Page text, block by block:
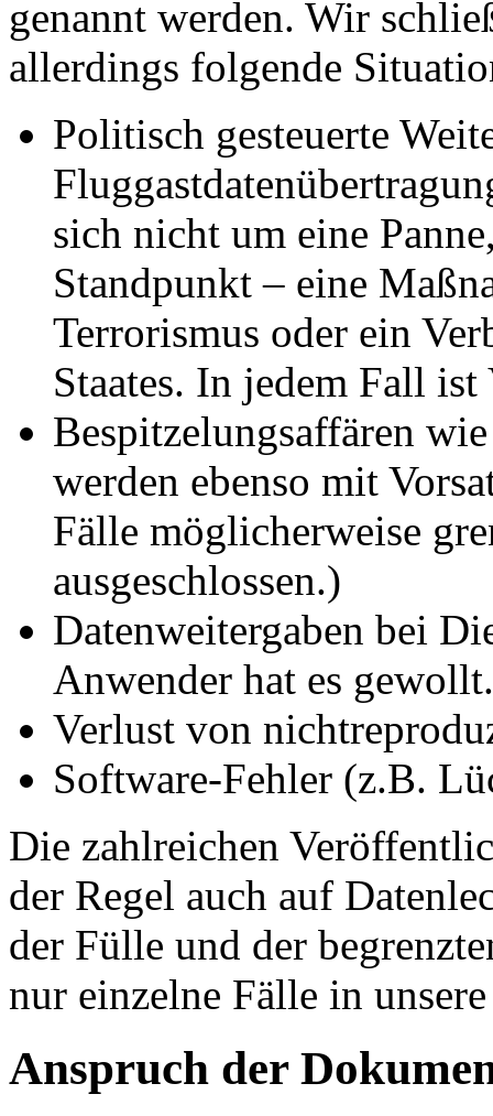
genannt werden. Wir
allerdings folgende
Politisch gesteuerte
sich nicht um eine
Standpunkt – eine
Terrorismus oder ein
Staates. In jedem Fall
Bespitzelungsaffären
werden ebenso mit
Fälle möglicherweise
ausgeschlossen.)
Datenweitergaben bei
Anwender hat es
Verlust von
Software-Fehler (z.B.
Die zahlreichen
der Regel auch auf
der Fülle und der
nur einzelne Fälle in
Anspruch der